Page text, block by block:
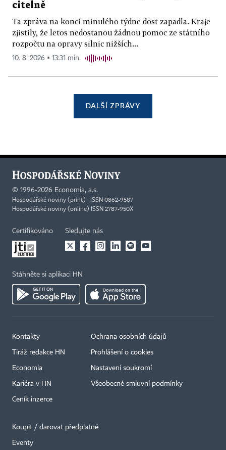
citelně
Ta zpráva na konci minulého týdne dost zapadla. Kraje
zjistily, že letos nedostanou žádnou pomoc ze státního
rozpočtu na opravy silnic nižších...
10. 8. 2026 ▪ 13:31 min.
DALŠÍ ZPRÁVY
© 1996-2026 Economia, a.s.
Hospodářské noviny (print) ISSN 0862-9587
Hospodářské noviny (online) ISSN 2787-950X
Certifikováno Sledujte nás
Stáhněte si aplikaci HN
Kontakty
Tiráž redakce HN
Economia
Kariéra v HN
Ceník inzerce
Ochrana osobních údajů
Prohlášení o cookies
Nastavení soukromí
Všeobecné smluvní podmínky
Koupit / darovat předplatné
Eventy